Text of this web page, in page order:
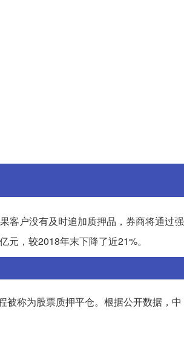
客户没有及时追加质押品，券商将通过强
，较2018年末下降了近21%。
被称为股票质押平仓。根据公开数据，中